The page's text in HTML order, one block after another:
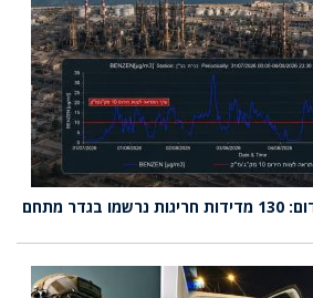
הבנזן שוב מעל הקו האדום: 130 מדידות חריגות נרשמו בגדר מתחם